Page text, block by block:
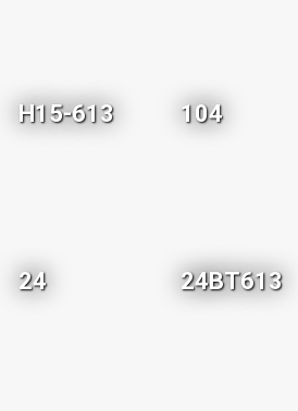
H15-613 104
24 24BT613